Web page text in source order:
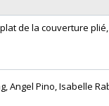
de la couverture
Angel Pino, Isabelle